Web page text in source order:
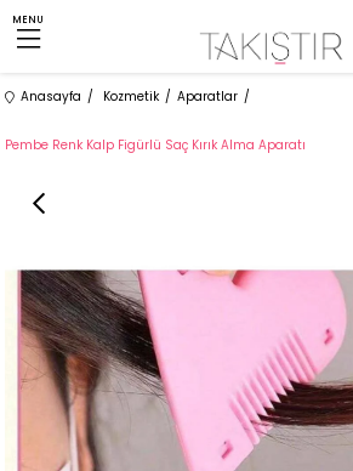
MENU
Anasayfa Kozmetik Aparatlar
Pembe Renk Kalp Figürlü Saç Kırık Alma Aparatı